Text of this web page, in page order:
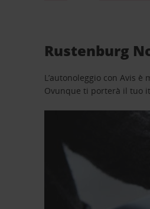
Rustenburg
L’autonoleggio con Avis
Ovunque ti porterà il tuo